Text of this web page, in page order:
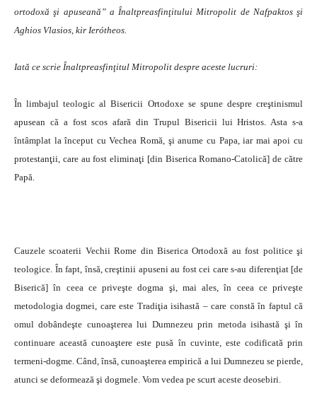
ortodoxă şi apuseană” a Înaltpreasfinţitului Mitropolit de Nafpaktos şi
Aghios Vlasios, kir Ierótheos.
Iată ce scrie Înaltpreasfinţitul Mitropolit despre aceste lucruri:
În limbajul teologic al Bisericii Ortodoxe se spune despre creştinismul
apusean că a fost scos afară din Trupul Bisericii lui Hristos. Asta s-a
întâmplat la început cu Vechea Romă, şi anume cu Papa, iar mai apoi cu
protestanţii, care au fost eliminaţi [din Biserica Romano-Catolică] de către
Papă.
Cauzele scoaterii Vechii Rome din Biserica Ortodoxă au fost politice şi
teologice. În fapt, însă, creştinii apuseni au fost cei care s-au diferenţiat [de
Biserică] în ceea ce priveşte dogma şi, mai ales, în ceea ce priveşte
metodologia dogmei, care este Tradiţia isihastă – care constă în faptul că
omul dobândeşte cunoaşterea lui Dumnezeu prin metoda isihastă şi în
continuare această cunoaştere este pusă în cuvinte, este codificată prin
termeni-dogme. Când, însă, cunoaşterea empirică a lui Dumnezeu se pierde,
atunci se deformează şi dogmele. Vom vedea pe scurt aceste deosebiri.